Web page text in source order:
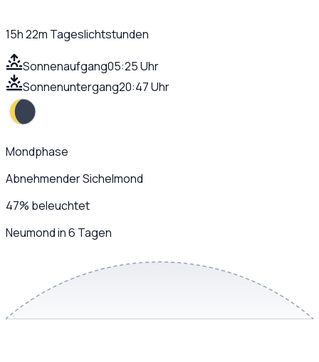
15h 22m Tageslichtstunden
Sonnenaufgang05:25 Uhr
Sonnenuntergang20:47 Uhr
Mondphase
Abnehmender Sichelmond
47% beleuchtet
Neumond in 6 Tagen